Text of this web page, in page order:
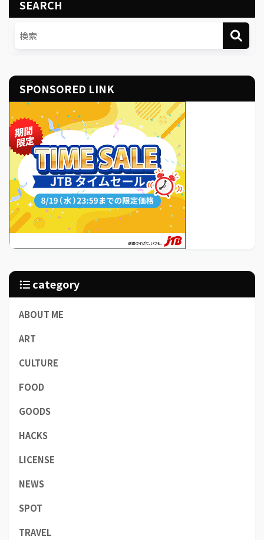
SEARCH
SPONSORED LINK
category
ABOUT ME
ART
CULTURE
FOOD
GOODS
HACKS
LICENSE
NEWS
SPOT
TRAVEL